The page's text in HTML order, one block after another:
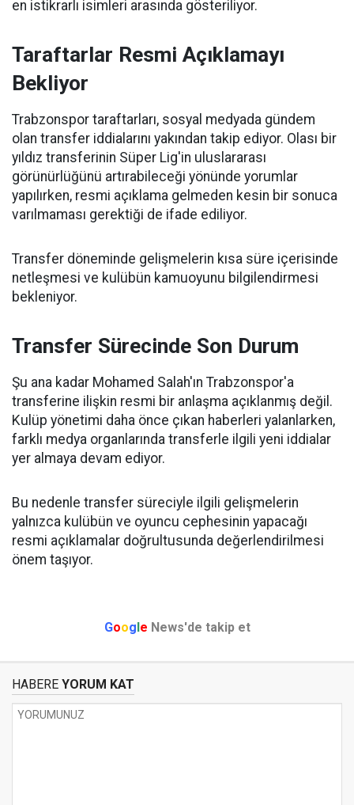
en istikrarlı isimleri arasında gösteriliyor.
Taraftarlar Resmi Açıklamayı
Bekliyor
Trabzonspor taraftarları, sosyal medyada gündem
olan transfer iddialarını yakından takip ediyor. Olası bir
yıldız transferinin Süper Lig'in uluslararası
görünürlüğünü artırabileceği yönünde yorumlar
yapılırken, resmi açıklama gelmeden kesin bir sonuca
varılmaması gerektiği de ifade ediliyor.
Transfer döneminde gelişmelerin kısa süre içerisinde
netleşmesi ve kulübün kamuoyunu bilgilendirmesi
bekleniyor.
Transfer Sürecinde Son Durum
Şu ana kadar Mohamed Salah'ın Trabzonspor'a
transferine ilişkin resmi bir anlaşma açıklanmış değil.
Kulüp yönetimi daha önce çıkan haberleri yalanlarken,
farklı medya organlarında transferle ilgili yeni iddialar
yer almaya devam ediyor.
Bu nedenle transfer süreciyle ilgili gelişmelerin
yalnızca kulübün ve oyuncu cephesinin yapacağı
resmi açıklamalar doğrultusunda değerlendirilmesi
önem taşıyor.
Google News'de takip et
HABERE YORUM KAT